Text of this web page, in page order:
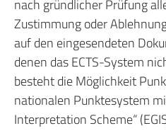
nach gründlicher Prüfung
Zustimmung oder
auf den eingesendeten
denen das ECTS-System
besteht die Möglichkeit
nationalen Punktesystem
Interpretation Scheme“